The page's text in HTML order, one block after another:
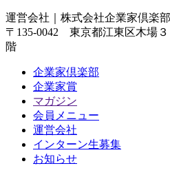
運営会社｜ 株式会社企業家倶楽部
〒135-0042 東京都江東区木場
階
企業家倶楽部
企業家賞
マガジン
会員メニュー
運営会社
インターン生募集
お知らせ